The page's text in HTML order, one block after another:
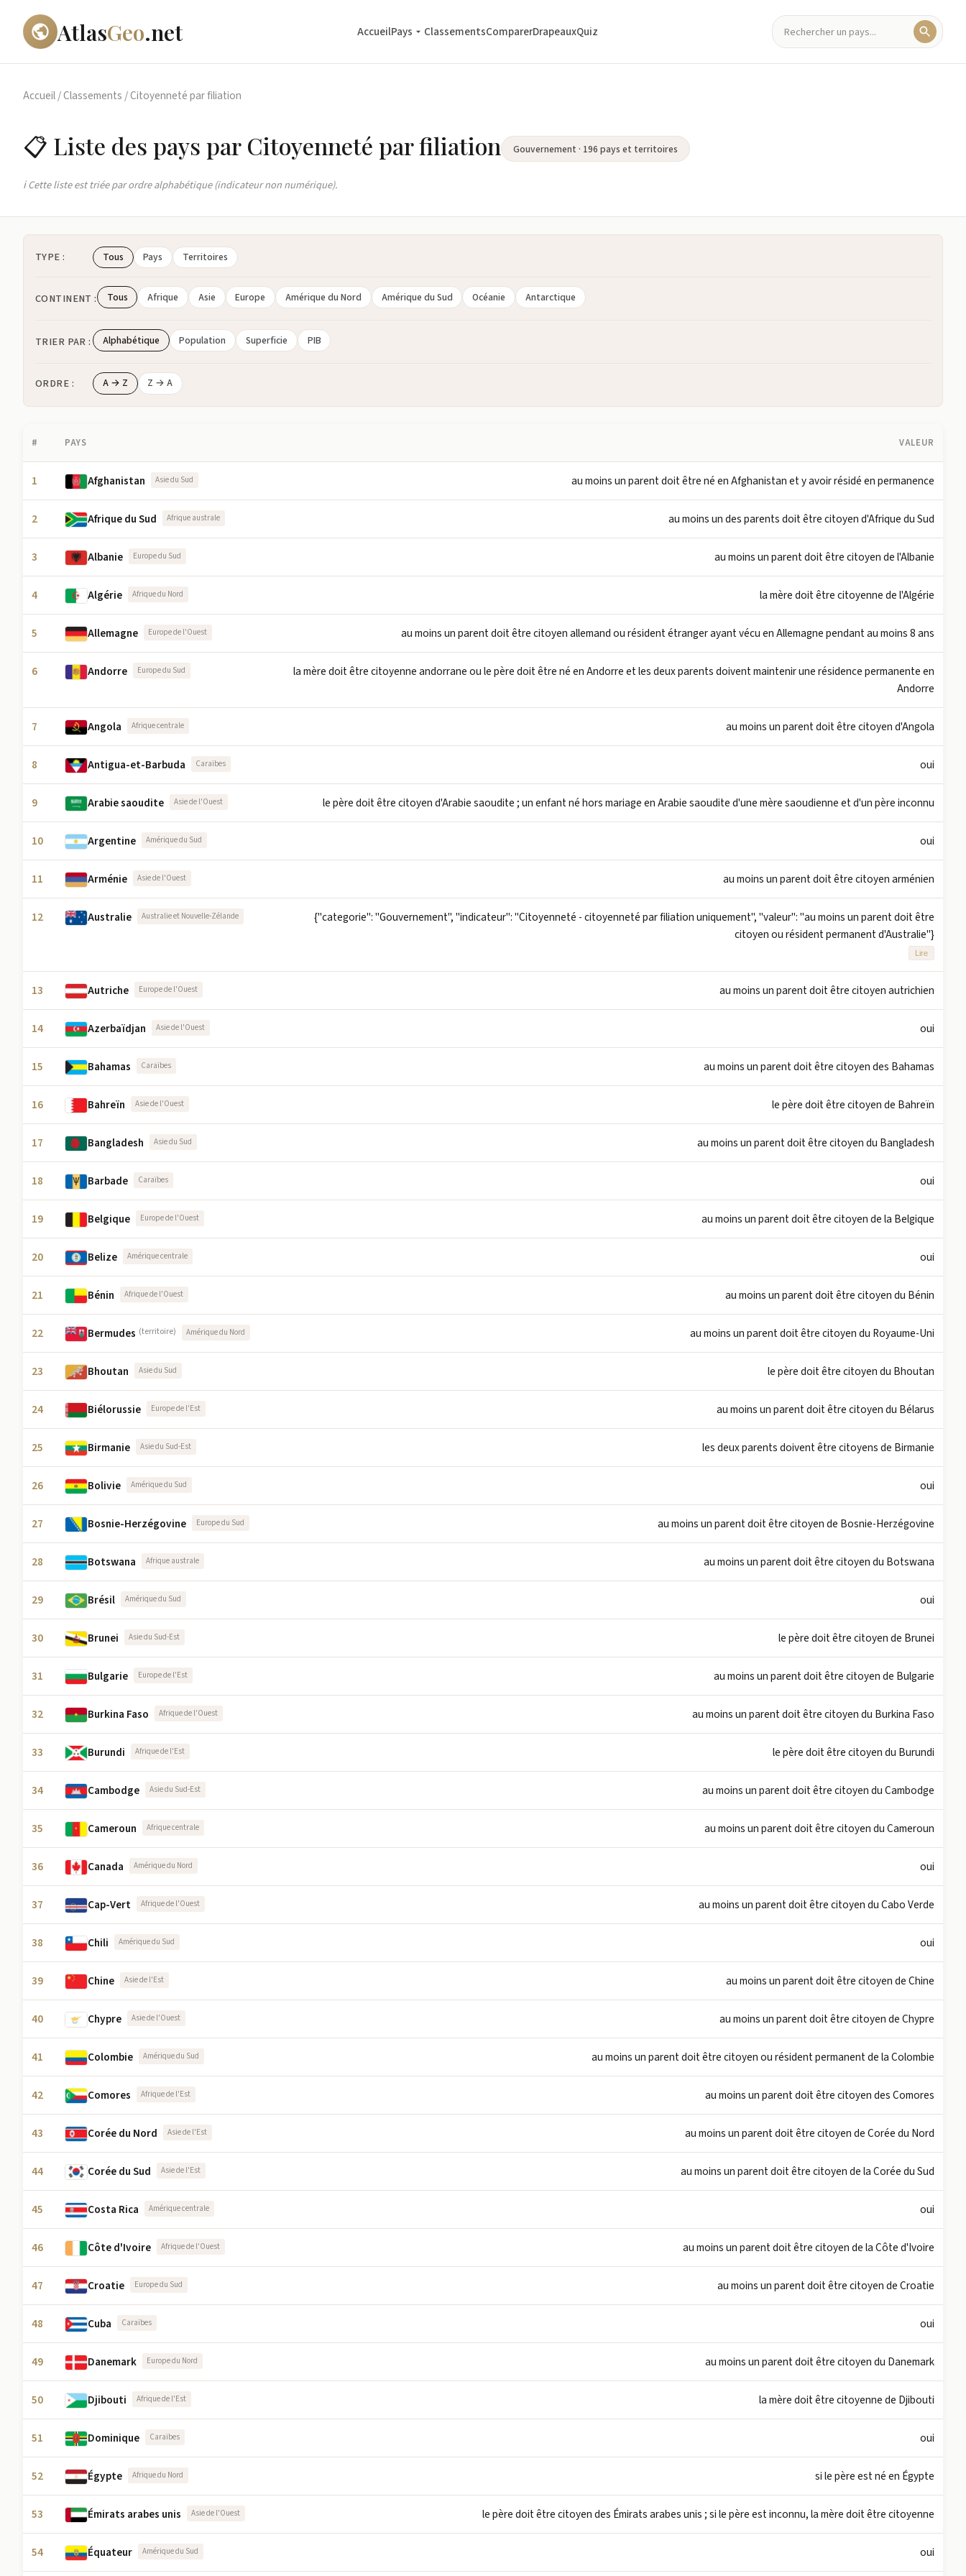
AtlasGeo.net AccueilPays ClassementsComparerDrapeauxQuiz
Accueil/Classements /Citoyenneté par filiation
📋 Liste des pays par Citoyenneté par filiation Gouvernement · 196 pays et territoires
ℹ️ Cette liste est triée par ordre alphabétique (indicateur non numérique).
TYPE : Tous Pays Territoires
CONTINENT : Tous Afrique Asie Europe Amérique du Nord Amérique du Sud Océanie Antarctique
TRIER PAR : Alphabétique Population Superficie PIB
ORDRE : A → Z Z → A
# PAYS VALEUR
1 Afghanistan Asie du Sud au moins un parent doit être né en Afghanistan et y avoir résidé en permanence
2 Afrique du Sud Afrique australe au moins un des parents doit être citoyen d'Afrique du Sud
3 Albanie Europe du Sud au moins un parent doit être citoyen de l'Albanie
4 Algérie Afrique du Nord la mère doit être citoyenne de l'Algérie
5 Allemagne Europe de l'Ouest au moins un parent doit être citoyen allemand ou résident étranger ayant vécu en Allemagne pendant au moins 8 ans
6 Andorre Europe du Sud
la mère doit être citoyenne andorrane ou le père doit être né en Andorre et les deux parents doivent maintenir une résidence permanente en
Andorre
7 Angola Afrique centrale au moins un parent doit être citoyen d'Angola
8 Antigua-et-Barbuda Caraïbes oui
9 Arabie saoudite Asie de l'Ouest le père doit être citoyen d'Arabie saoudite ; un enfant né hors mariage en Arabie saoudite d'une mère saoudienne et d'un père inconnu
10 Argentine Amérique du Sud oui
11 Arménie Asie de l'Ouest au moins un parent doit être citoyen arménien
12 Australie Australie et Nouvelle-Zélande
{"categorie": "Gouvernement", "indicateur": "Citoyenneté - citoyenneté par filiation uniquement", "valeur": "au moins un parent doit être
citoyen ou résident permanent d'Australie"}
Lire
13 Autriche Europe de l'Ouest au moins un parent doit être citoyen autrichien
14 Azerbaïdjan Asie de l'Ouest oui
15 Bahamas Caraïbes au moins un parent doit être citoyen des Bahamas
16 Bahreïn Asie de l'Ouest le père doit être citoyen de Bahreïn
17 Bangladesh Asie du Sud au moins un parent doit être citoyen du Bangladesh
18 Barbade Caraïbes oui
19 Belgique Europe de l'Ouest au moins un parent doit être citoyen de la Belgique
20 Belize Amérique centrale oui
21 Bénin Afrique de l'Ouest au moins un parent doit être citoyen du Bénin
22 Bermudes (territoire) Amérique du Nord au moins un parent doit être citoyen du Royaume-Uni
23 Bhoutan Asie du Sud le père doit être citoyen du Bhoutan
24 Biélorussie Europe de l'Est au moins un parent doit être citoyen du Bélarus
25 Birmanie Asie du Sud-Est les deux parents doivent être citoyens de Birmanie
26 Bolivie Amérique du Sud oui
27 Bosnie-Herzégovine Europe du Sud au moins un parent doit être citoyen de Bosnie-Herzégovine
28 Botswana Afrique australe au moins un parent doit être citoyen du Botswana
29 Brésil Amérique du Sud oui
30 Brunei Asie du Sud-Est le père doit être citoyen de Brunei
31 Bulgarie Europe de l'Est au moins un parent doit être citoyen de Bulgarie
32 Burkina Faso Afrique de l'Ouest au moins un parent doit être citoyen du Burkina Faso
33 Burundi Afrique de l'Est le père doit être citoyen du Burundi
34 Cambodge Asie du Sud-Est au moins un parent doit être citoyen du Cambodge
35 Cameroun Afrique centrale au moins un parent doit être citoyen du Cameroun
36 Canada Amérique du Nord oui
37 Cap-Vert Afrique de l'Ouest au moins un parent doit être citoyen du Cabo Verde
38 Chili Amérique du Sud oui
39 Chine Asie de l'Est au moins un parent doit être citoyen de Chine
40 Chypre Asie de l'Ouest au moins un parent doit être citoyen de Chypre
41 Colombie Amérique du Sud au moins un parent doit être citoyen ou résident permanent de la Colombie
42 Comores Afrique de l'Est au moins un parent doit être citoyen des Comores
43 Corée du Nord Asie de l'Est au moins un parent doit être citoyen de Corée du Nord
44 Corée du Sud Asie de l'Est au moins un parent doit être citoyen de la Corée du Sud
45 Costa Rica Amérique centrale oui
46 Côte d'Ivoire Afrique de l'Ouest au moins un parent doit être citoyen de la Côte d'Ivoire
47 Croatie Europe du Sud au moins un parent doit être citoyen de Croatie
48 Cuba Caraïbes oui
49 Danemark Europe du Nord au moins un parent doit être citoyen du Danemark
50 Djibouti Afrique de l'Est la mère doit être citoyenne de Djibouti
51 Dominique Caraïbes oui
52 Égypte Afrique du Nord si le père est né en Égypte
53 Émirats arabes unis Asie de l'Ouest le père doit être citoyen des Émirats arabes unis ; si le père est inconnu, la mère doit être citoyenne
54 Équateur Amérique du Sud oui